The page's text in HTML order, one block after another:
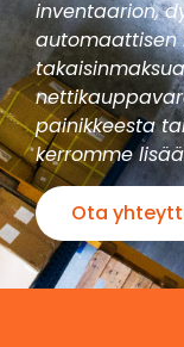
inventaarion,
automaattisen
painikkeesta
kerromme
Ota